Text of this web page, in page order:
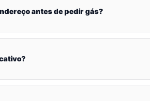
antes de pedir gás?